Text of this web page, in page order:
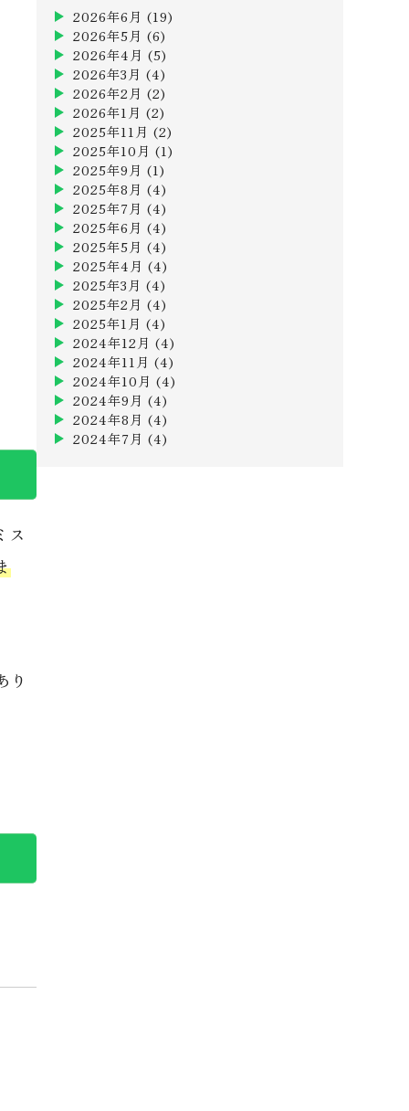
ス
り
2026年6月 (19)
2026年5月 (6)
2026年4月 (5)
2026年3月 (4)
2026年2月 (2)
2026年1月 (2)
2025年11月 (2)
2025年10月 (1)
2025年9月 (1)
2025年8月 (4)
2025年7月 (4)
2025年6月 (4)
2025年5月 (4)
2025年4月 (4)
2025年3月 (4)
2025年2月 (4)
2025年1月 (4)
2024年12月 (4)
2024年11月 (4)
2024年10月 (4)
2024年9月 (4)
2024年8月 (4)
2024年7月 (4)